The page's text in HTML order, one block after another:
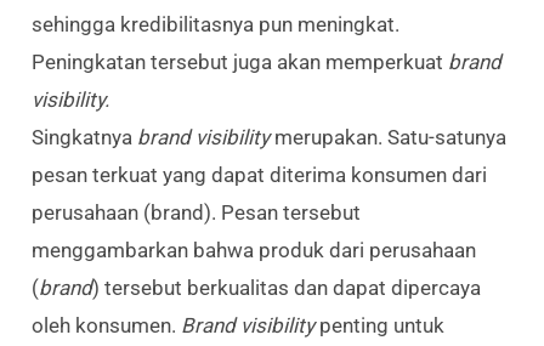
sehingga kredibilitasnya pun meningkat.
Peningkatan tersebut juga akan memperkuat brand
visibility.
Singkatnya brand visibilitymerupakan. Satu-satunya
pesan terkuat yang dapat diterima konsumen dari
perusahaan (brand). Pesan tersebut
menggambarkan bahwa produk dari perusahaan
(brand) tersebut berkualitas dan dapat dipercaya
oleh konsumen. Brand visibilitypenting untuk